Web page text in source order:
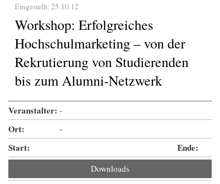
Eingestellt: 25.10.12
Workshop: Erfolgreiches
Hochschulmarketing – von der
Rekrutierung von Studierenden
bis zum Alumni-Netzwerk
Veranstalter: -
Ort: -
Start: Ende:
Downloads